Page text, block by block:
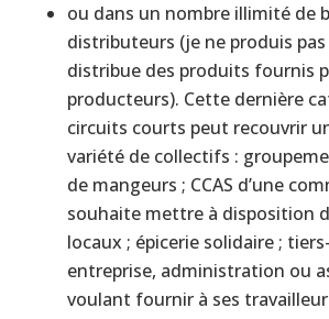
ou dans un nombre illimité de
distributeurs (je ne produis
distribue des produits fournis
producteurs). Cette dernière
circuits courts peut recouvrir
variété de collectifs :
de mangeurs ; CCAS d’une
souhaite mettre à disposition
locaux ; épicerie solidaire ;
entreprise, administration ou
voulant fournir à ses